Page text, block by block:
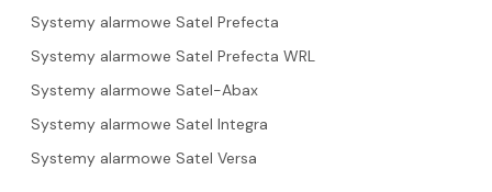
Systemy alarmowe Satel Prefecta
Systemy alarmowe Satel Prefecta WRL
Systemy alarmowe Satel-Abax
Systemy alarmowe Satel Integra
Systemy alarmowe Satel Versa